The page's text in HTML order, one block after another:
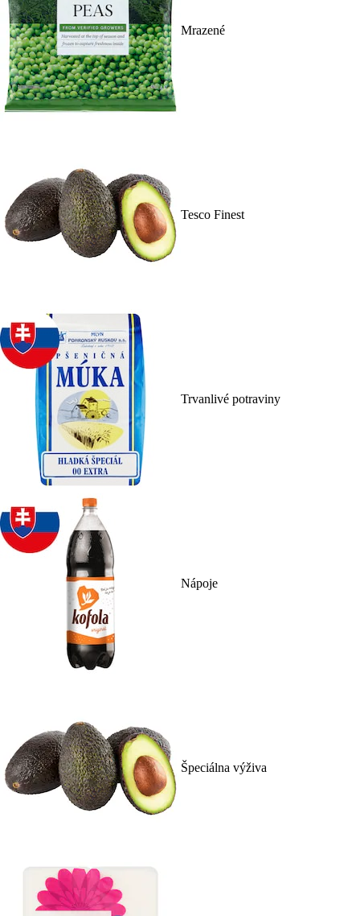
Mrazené
Tesco Finest
Trvanlivé potraviny
Nápoje
Špeciálna výživa